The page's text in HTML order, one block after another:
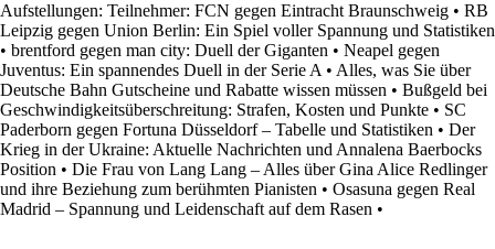
Aufstellungen: Teilnehmer: FCN gegen Eintracht Braunschweig • RB
Leipzig gegen Union Berlin: Ein Spiel voller Spannung und Statistiken
• brentford gegen man city: Duell der Giganten • Neapel gegen
Juventus: Ein spannendes Duell in der Serie A • Alles, was Sie über
Deutsche Bahn Gutscheine und Rabatte wissen müssen • Bußgeld bei
Geschwindigkeitsüberschreitung: Strafen, Kosten und Punkte • SC
Paderborn gegen Fortuna Düsseldorf – Tabelle und Statistiken • Der
Krieg in der Ukraine: Aktuelle Nachrichten und Annalena Baerbocks
Position • Die Frau von Lang Lang – Alles über Gina Alice Redlinger
und ihre Beziehung zum berühmten Pianisten • Osasuna gegen Real
Madrid – Spannung und Leidenschaft auf dem Rasen •